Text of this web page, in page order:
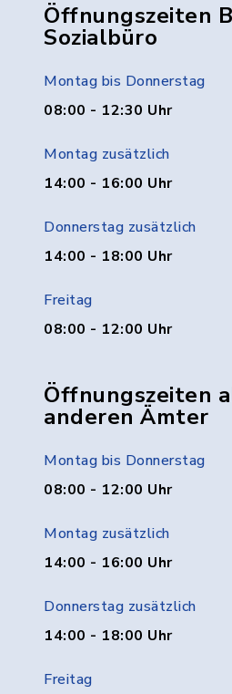
Öffnungszeiten
Sozialbüro
Montag bis Donnerstag
08:00 - 12:30 Uhr
Montag zusätzlich
14:00 - 16:00 Uhr
Donnerstag zusätzlich
14:00 - 18:00 Uhr
Freitag
08:00 - 12:00 Uhr
Öffnungszeiten
anderen Ämter
Montag bis Donnerstag
08:00 - 12:00 Uhr
Montag zusätzlich
14:00 - 16:00 Uhr
Donnerstag zusätzlich
14:00 - 18:00 Uhr
Freitag